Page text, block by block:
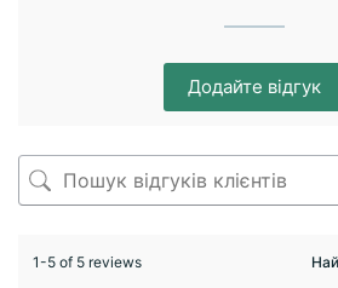
Додайте відгук
1-5 of 5 reviews